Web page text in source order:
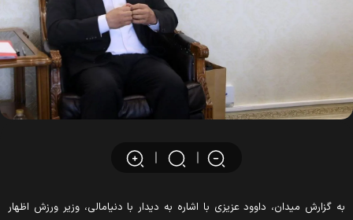
گزارش میدان، داوود عزیزی با اشاره به دیدار با دنیا‌مالی، وزیر ورزش اظهار